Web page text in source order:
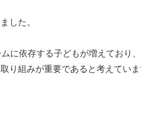
した。
に依存する子どもが増えており
り組みが重要であると考えていま